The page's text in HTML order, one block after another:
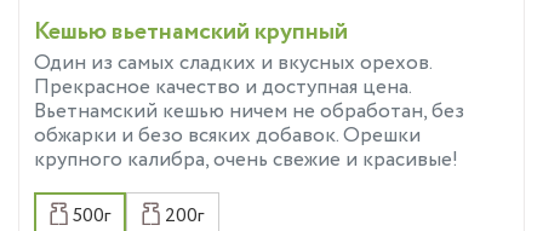
Кешью вьетнамский крупный
Один из самых сладких и вкусных орехов.
Прекрасное качество и доступная цена.
Вьетнамский кешью ничем не обработан, без
обжарки и безо всяких добавок. Орешки
крупного калибра, очень свежие и красивые!
500г 200г